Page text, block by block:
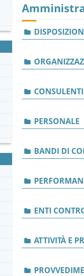
PERSONALE
BANDI DI
ENTI
ATTIVITÀ E